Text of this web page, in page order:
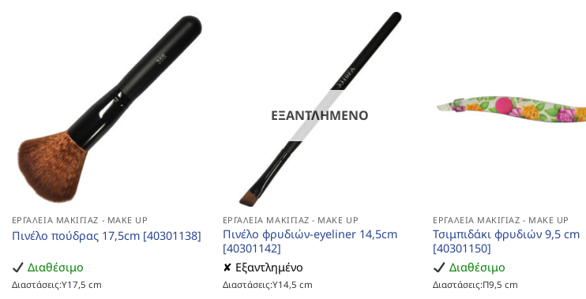
ΕΡΓΑΛΕΊΑ ΜΑΚΙΓΙΆΖ - MAKE UP
Πινέλο πούδρας 17,5cm [40301138]
Διαθέσιμο
Διαστάσεις:Υ17,5 cm
ΕΞΑΝΤΛΗΜΈΝΟ
ΕΡΓΑΛΕΊΑ ΜΑΚΙΓΙΆΖ - MAKE UP
Πινέλο φρυδιών-eyeliner 14,5cm
[40301142]
✘ Εξαντλημένο
Διαστάσεις:Υ14,5 cm
ΕΡΓΑΛΕΊΑ ΜΑΚΙΓΙΆΖ - MAKE UP
Τσιμπιδάκι φρυδιών 9,5 cm
[40301150]
Διαθέσιμο
Διαστάσεις:Π9,5 cm